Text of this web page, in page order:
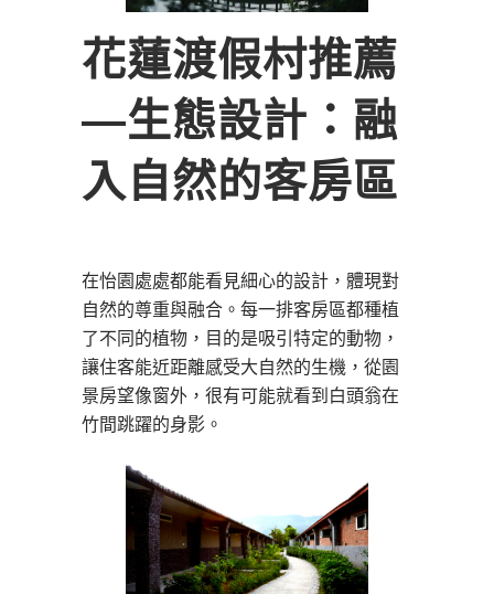
花蓮渡假村推薦
―生態設計：融
入自然的客房區
在怡園處處都能看見細心的設計，體現對
自然的尊重與融合。每一排客房區都種植
了不同的植物，目的是吸引特定的動物，
讓住客能近距離感受大自然的生機，從園
景房望像窗外，很有可能就看到白頭翁在
竹間跳躍的身影。